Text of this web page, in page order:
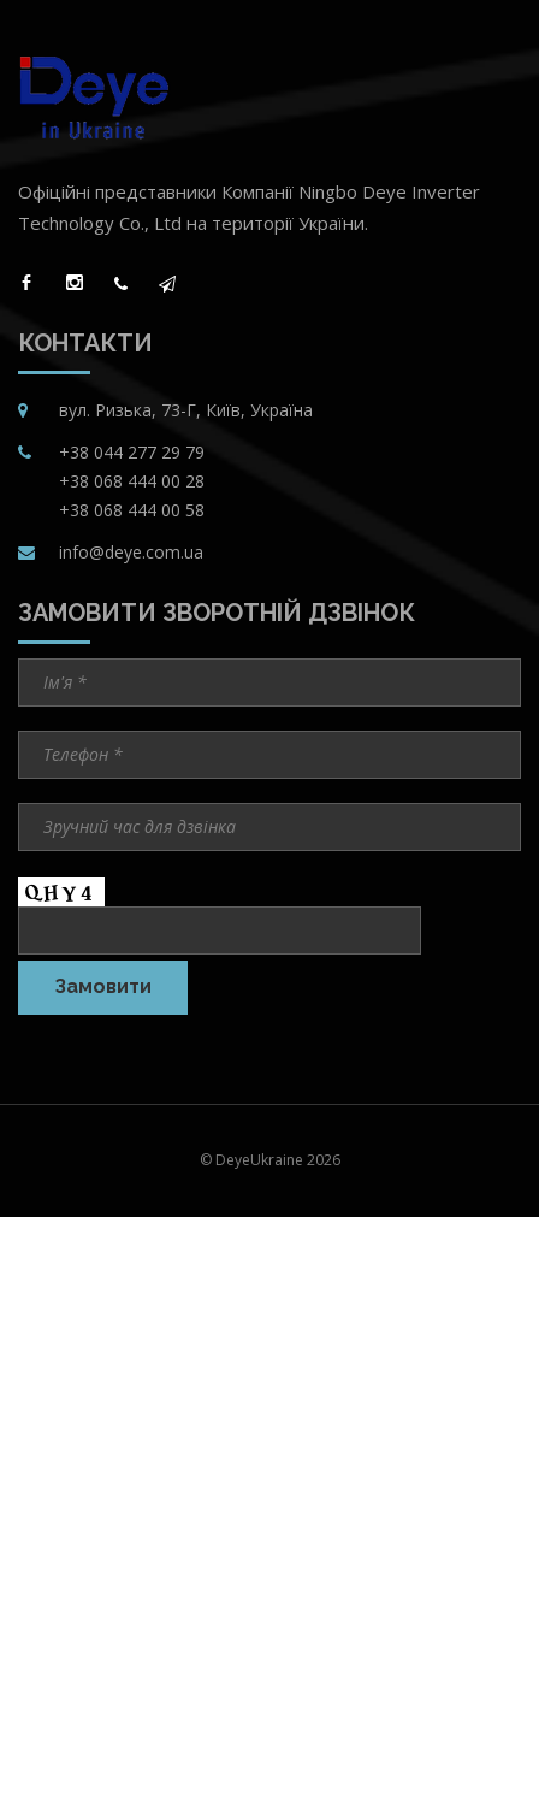
Офіційні представники Компанії Ningbo Deye Inverter
Technology Co., Ltd на території України.
КОНТАКТИ
вул. Ризька, 73-Г, Київ, Україна
+38 044 277 29 79
+38 068 444 00 28
+38 068 444 00 58
info@deye.com.ua
ЗАМОВИТИ ЗВОРОТНІЙ ДЗВІНОК
© DeyeUkraine 2026